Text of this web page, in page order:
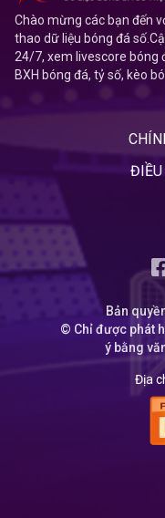
Chào mừng các bạn đến
thao dữ liệu bóng đá
24/7, xem livescore bóng
BXH bóng đá, tỷ số, kèo
ĐIỀU
Bản
© Chỉ được phát
ý bằng
Địa